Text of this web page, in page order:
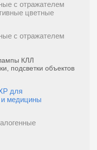
с отражателем
цветные
с отражателем
КЛЛ
подсветки объектов
для
и медицины